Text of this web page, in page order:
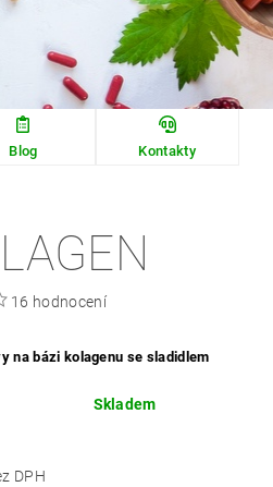
Blog Kontakty
16 hodnocení
na bázi kolagenu se sladidlem
Skladem
Kč bez DPH